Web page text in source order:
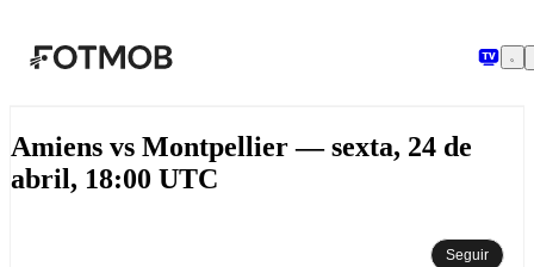
Amiens vs Montpellier — sexta, 24 de
abril, 18:00 UTC
Seguir